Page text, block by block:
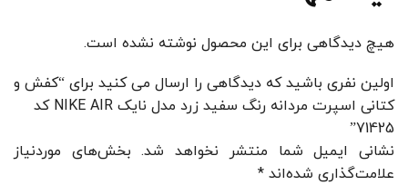
هیچ دیدگاهی برای این محصول نوشته نشده است.
اولین نفری باشید که دیدگاهی را ارسال می کنید برای “کفش و
کتانی اسپرت مردانه رنگ سفید زرد مدل نایک NIKE AIR کد
71425”
نشانی ایمیل شما منتشر نخواهد شد. بخش‌های موردنیاز
علامت‌گذاری شده‌اند *